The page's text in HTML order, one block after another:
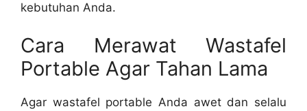
kebutuhan Anda.
Cara Merawat Wastafel
Portable Agar Tahan Lama
Agar wastafel portable Anda awet dan selalu